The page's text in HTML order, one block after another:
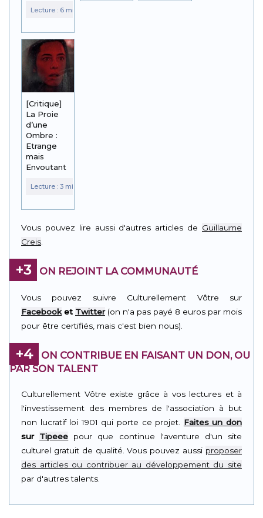
[Critique]
La Proie
d’une
Ombre :
Etrange
mais
Envoutant
Vous pouvez lire aussi d'autres articles de Guillaume
Creis.
+3 ON REJOINT LA COMMUNAUTÉ
Vous pouvez suivre Culturellement Vôtre sur
Facebooket Twitter(on n'a pas payé 8 euros par mois
pour être certifiés, mais c'est bien nous).
+4
ON CONTRIBUE EN FAISANT UN DON, OU
PAR SON TALENT
Culturellement Vôtre existe grâce à vos lectures et à
l'investissement des membres de l'association à but
non lucratif loi 1901 qui porte ce projet. Faites un don
sur Tipeee pour que continue l'aventure d'un site
culturel gratuit de qualité. Vous pouvez aussi proposer
des articles ou contribuer au développement du site
par d'autres talents.